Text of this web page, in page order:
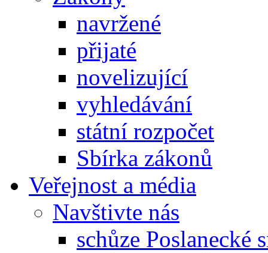
navržené
přijaté
novelizující
vyhledávání
státní rozpočet
Sbírka zákonů
Veřejnost a média
Navštivte nás
schůze Poslanecké